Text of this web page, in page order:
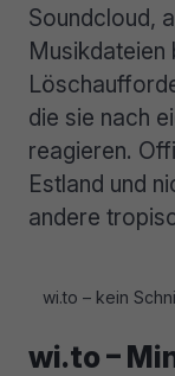
Soundcloud,
Musikdateien
die sie nach
reagieren.
Estland und
andere
wi.to – kein
wi.to –